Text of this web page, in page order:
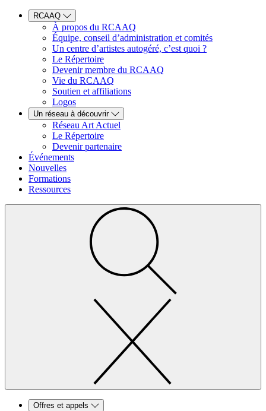
RCAAQ
À propos du RCAAQ
Équipe, conseil d’administration et comités
Un centre d’artistes autogéré, c’est quoi ?
Le Répertoire
Devenir membre du RCAAQ
Vie du RCAAQ
Soutien et affiliations
Logos
Un réseau à découvrir
Réseau Art Actuel
Le Répertoire
Devenir partenaire
Événements
Nouvelles
Formations
Ressources
Offres et appels